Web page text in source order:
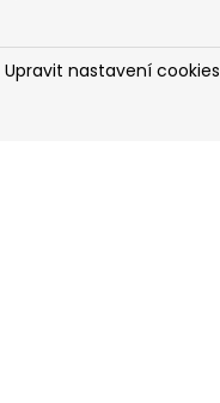
Upravit nastavení cookies